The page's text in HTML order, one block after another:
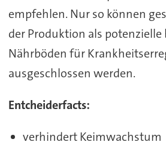
empfehlen. Nur so können
der Produktion als potenzielle
Nährböden für
ausgeschlossen werden.
Entcheiderfacts:
verhindert Keimwachstum